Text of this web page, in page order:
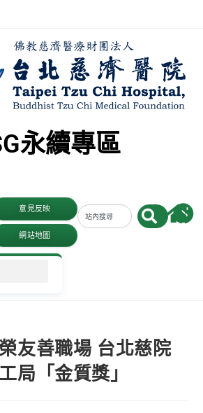
永續專區
意見反映
網站地圖
友善職場 台北慈院
局「金質獎」